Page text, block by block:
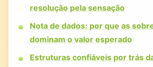
resolução pela sensação
Nota de dados: por que as
dominam o valor esperado
Estruturas confiáveis por trás